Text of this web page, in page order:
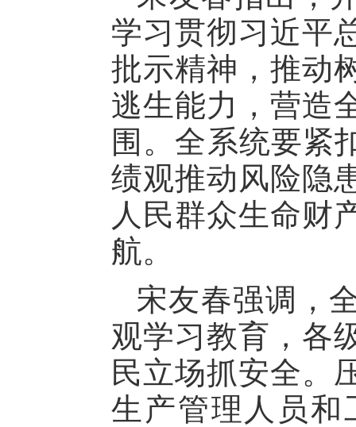
学习贯彻习近平
批示精神，推动
逃生能力，营造
围。全系统要紧
绩观推动风险隐
人民群众生命财
航。
宋友春强调，
观学习教育，各
民立场抓安全。
生产管理人员和